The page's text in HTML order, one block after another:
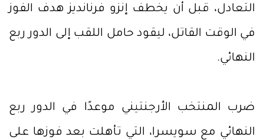
التعادل، قبل أن يخطف إنزو فرنانديز هدف الفوز
في الوقت القاتل، ليقود حامل اللقب إلى الدور ربع
النهائي.
ضرب المنتخب الأرجنتيني موعدًا في الدور ربع
النهائي مع سويسرا، التي تأهلت بعد فوزها على